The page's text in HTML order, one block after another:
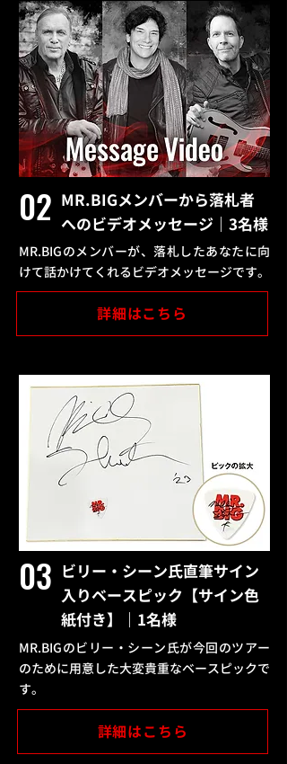
02 MR.BIGメンバーから落札者
へのビデオメッセージ｜3名様
MR.BIGのメンバーが、落札したあなたに向
けて話かけてくれるビデオメッセージです。
詳細はこちら
03 ビリー・シーン氏直筆サイン
入りベースピック【サイン色
紙付き】｜1名様
MR.BIGのビリー・シーン氏が今回のツアー
のために用意した大変貴重なベースピックで
す。
詳細はこちら